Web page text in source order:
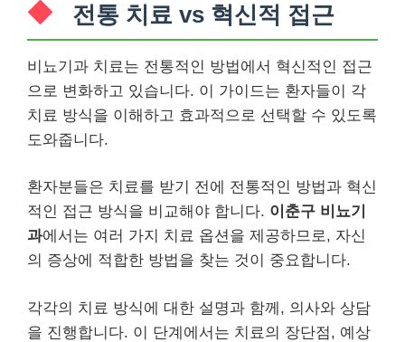
전통 치료 vs 혁신적 접근
비뇨기과 치료는 전통적인 방법에서 혁신적인 접근
으로 변화하고 있습니다. 이 가이드는 환자들이 각
치료 방식을 이해하고 효과적으로 선택할 수 있도록
도와줍니다.
환자분들은 치료를 받기 전에 전통적인 방법과 혁신
적인 접근 방식을 비교해야 합니다. 이춘구 비뇨기
과에서는 여러 가지 치료 옵션을 제공하므로, 자신
의 증상에 적합한 방법을 찾는 것이 중요합니다.
각각의 치료 방식에 대한 설명과 함께, 의사와 상담
을 진행합니다. 이 단계에서는 치료의 장단점, 예상